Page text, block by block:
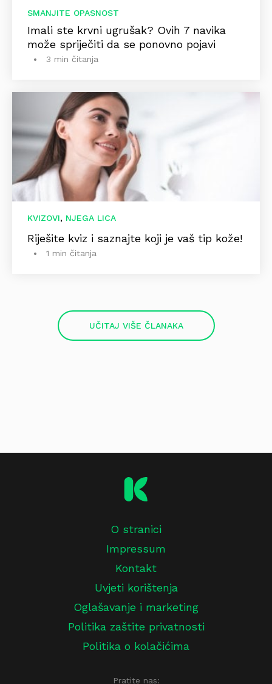
SMANJITE OPASNOST
Imali ste krvni ugrušak? Ovih 7 navika
može spriječiti da se ponovno pojavi
3 min čitanja
KVIZOVI, NJEGA LICA
Riješite kviz i saznajte koji je vaš tip kože!
1 min čitanja
UČITAJ VIŠE ČLANAKA
O stranici
Impressum
Kontakt
Uvjeti korištenja
Oglašavanje i marketing
Politika zaštite privatnosti
Politika o kolačićima
Pratite nas: